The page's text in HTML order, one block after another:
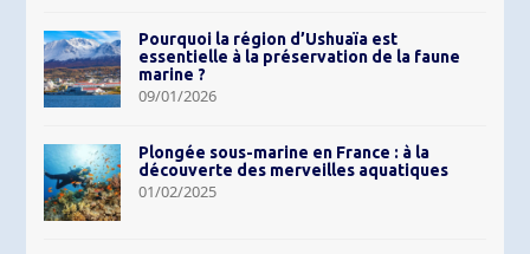
Pourquoi la région d’Ushuaïa est
essentielle à la préservation de la faune
marine ?
09/01/2026
Plongée sous-marine en France : à la
découverte des merveilles aquatiques
01/02/2025